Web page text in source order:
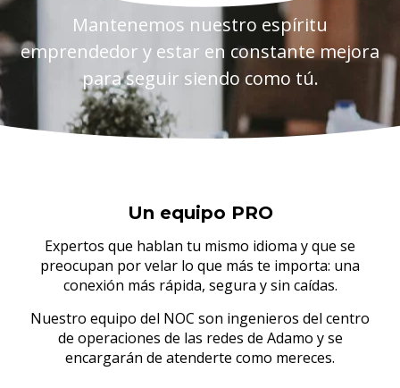
Mantenemos nuestro espíritu
emprendedor y estar en constante mejora
para seguir siendo como tú.
Un equipo PRO
Expertos que hablan tu mismo idioma y que se
preocupan por velar lo que más te importa: una
conexión más rápida, segura y sin caídas.
Nuestro equipo del NOC son ingenieros del centro
de operaciones de las redes de Adamo y se
encargarán de atenderte como mereces.